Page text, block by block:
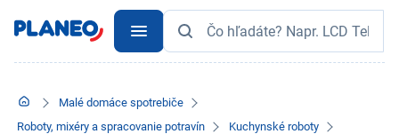
Malé domáce spotrebiče
Roboty, mixéry a spracovanie potravín
Kuchynské roboty